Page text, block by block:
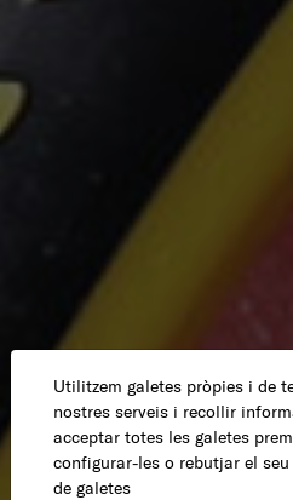
Utilitzem galetes pròpies i de
nostres serveis i recollir
acceptar totes les galetes
configurar-les o rebutjar el
de galetes